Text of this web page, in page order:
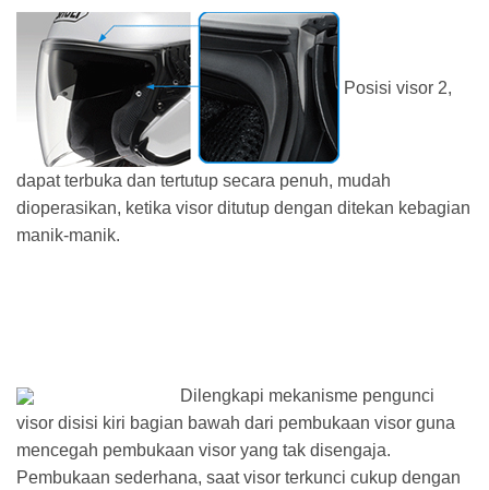
Posisi visor 2,
dapat terbuka dan tertutup secara penuh, mudah
dioperasikan, ketika visor ditutup dengan ditekan kebagian
manik-manik.
Dilengkapi mekanisme pengunci
visor disisi kiri bagian bawah dari pembukaan visor guna
mencegah pembukaan visor yang tak disengaja.
Pembukaan sederhana, saat visor terkunci cukup dengan